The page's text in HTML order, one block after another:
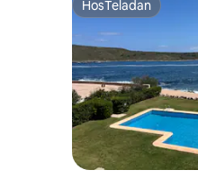
HosTeladan
HosTeladan